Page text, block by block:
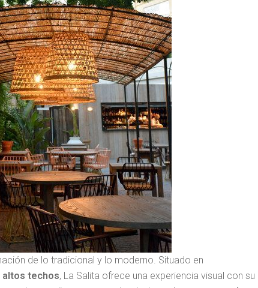
de lo tradicional y lo moderno. Situado en
altos techos, La Salita ofrece una experiencia visual con su